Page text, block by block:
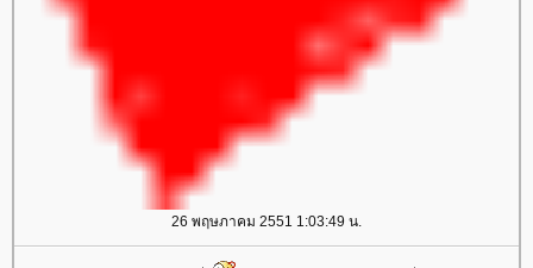
26 พฤษภาคม 2551 1:03:49 น.